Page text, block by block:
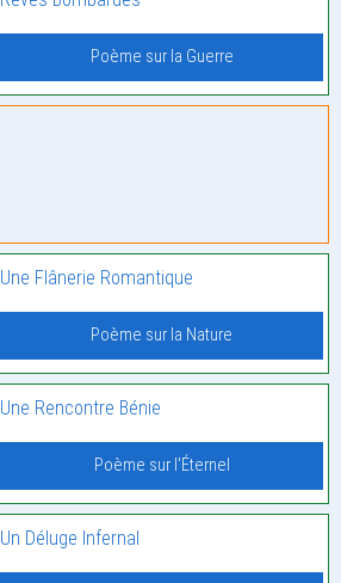
Poème sur la Guerre
Une Flânerie Romantique
Poème sur la Nature
Une Rencontre Bénie
Poème sur l'Éternel
Un Déluge Infernal